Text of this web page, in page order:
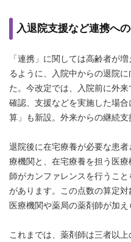
入退院支援など連携へ
「連携」に関しては高齢者が
るように、入院中からの退院
た。今改定では、入院前に外
確認、支援などを実施した場
算」も新設。外来からの継続支
退院後に在宅療養が必要な患
療機関と、在宅療養を担う医
師がカンファレンスを行うこと
があります。この点数の算定
医療機関や薬局の薬剤師が加え
これまでは、薬剤師は三者以